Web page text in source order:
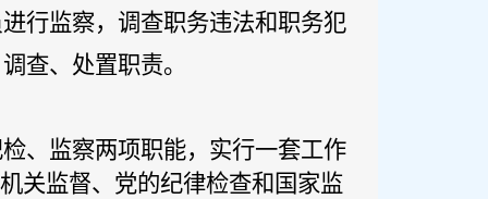
行监察，调查职务违法和职务犯
查、处置职责。
、监察两项职能，实行一套工作
关监督、党的纪律检查和国家监